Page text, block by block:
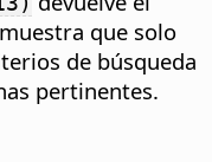
que solo
de búsqueda
pertinentes.